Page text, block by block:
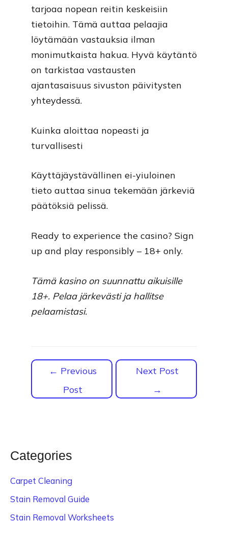
Categories
Carpet Cleaning
Stain Removal Guide
Stain Removal Worksheets
tarjoaa nopean reitin keskeisiin
tietoihin. Tämä auttaa pelaajia
löytämään vastauksia ilman
monimutkaista hakua. Hyvä käytäntö
on tarkistaa vastausten
ajantasaisuus sivuston päivitysten
yhteydessä.
Kuinka aloittaa nopeasti ja
turvallisesti
Käyttäjäystävällinen ei-yiuloinen
tieto auttaa sinua tekemään järkeviä
päätöksiä pelissä.
Ready to experience the casino? Sign
up and play responsibly – 18+ only.
Tämä kasino on suunnattu aikuisille
18+. Pelaa järkevästi ja hallitse
pelaamistasi.
Post ← Previous
Post
Next Post
→